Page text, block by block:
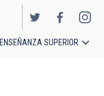
ENSEÑANZA SUPERIOR